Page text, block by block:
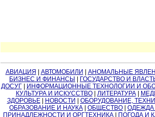
АВИАЦИЯ | АВТОМОБИЛИ | АНОМАЛЬНЫЕ
БИЗНЕС И ФИНАНСЫ | ГОСУДАРСТВО И
ДОСУГ| ИНФОРМАЦИОННЫЕ ТЕХНОЛОГИИ И
КУЛЬТУРА И ИСКУССТВО| ЛИТЕРАТУРА|
ЗДОРОВЬЕ| НОВОСТИ | ОБОРУДОВАНИЕ,
ОБРАЗОВАНИЕ И НАУКА | ОБЩЕСТВО | ОДЕЖДА
ПРИНАДЛЕЖНОСТИ И ОРГТЕХНИКА | ПОГОДА И